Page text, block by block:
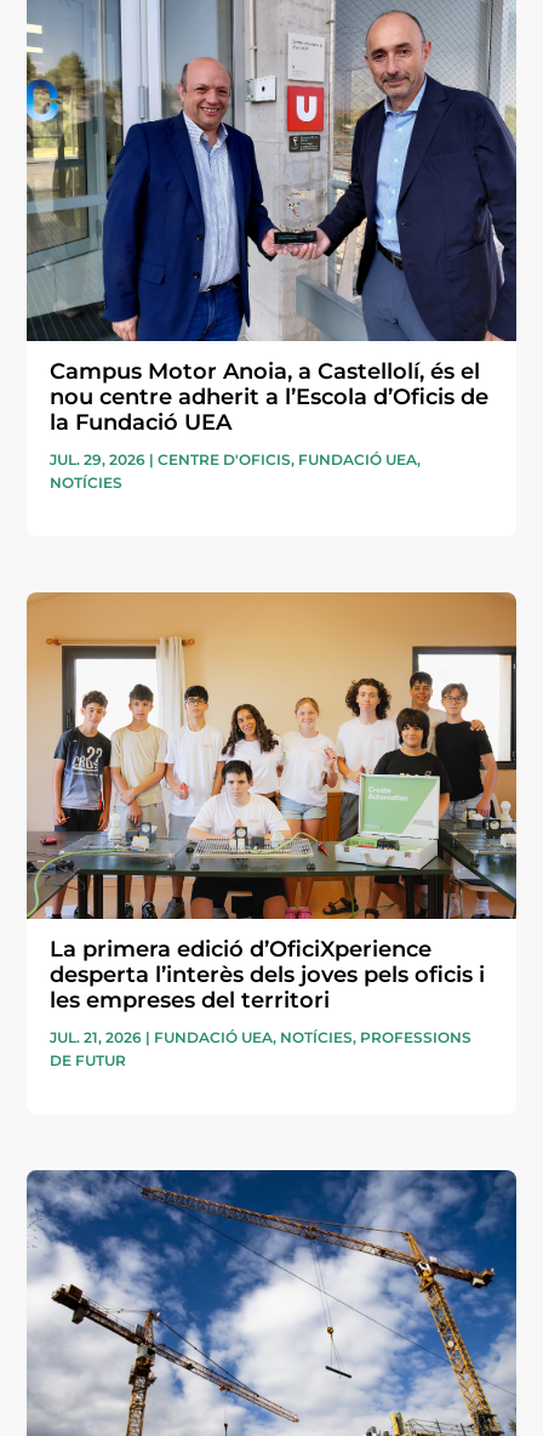
Campus Motor Anoia, a Castellolí, és el
nou centre adherit a l’Escola d’Oficis de
la Fundació UEA
JUL. 29, 2026 |CENTRE D'OFICIS, FUNDACIÓ UEA,
NOTÍCIES
La primera edició d’OficiXperience
desperta l’interès dels joves pels oficis i
les empreses del territori
JUL. 21, 2026 | FUNDACIÓ UEA, NOTÍCIES, PROFESSIONS
DE FUTUR